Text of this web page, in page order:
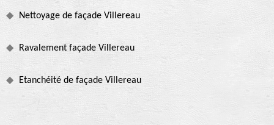
Nettoyage de façade Villereau
Ravalement façade Villereau
Etanchéité de façade Villereau